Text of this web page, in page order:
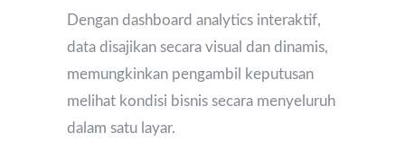
Dengan dashboard analytics interaktif,
data disajikan secara visual dan dinamis,
memungkinkan pengambil keputusan
melihat kondisi bisnis secara menyeluruh
dalam satu layar.